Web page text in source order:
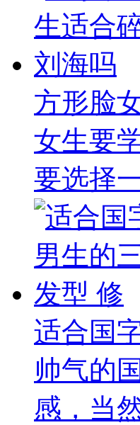
方形脸
女生要
要选择
适合国
帅气的
感，当